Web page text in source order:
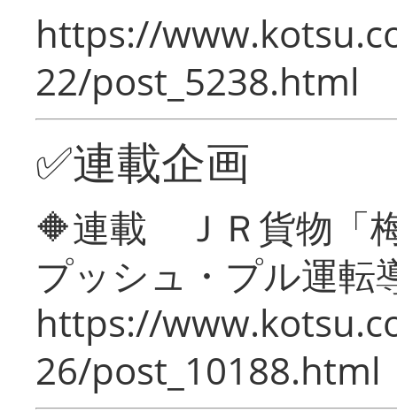
https://
22/post_5238.html
✅連載企画
🔶連載 ＪＲ貨物「
プッシュ・プル運転
https://
26/post_10188.html